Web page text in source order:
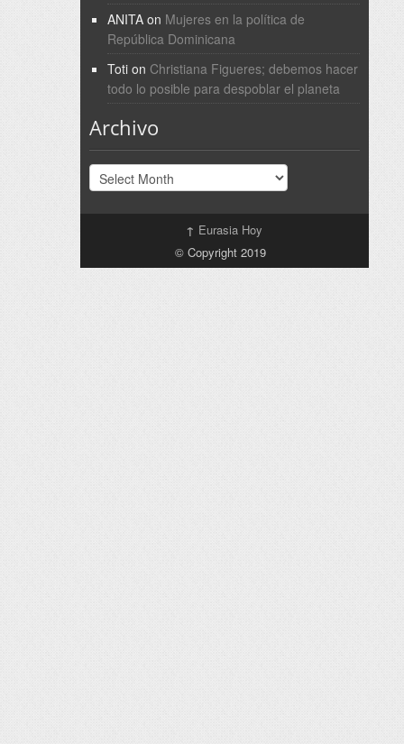
ANITAon Mujeres en la política de
República Dominicana
Totion Christiana Figueres; debemos hacer
todo lo posible para despoblar el planeta
Archivo
Archivo
↑ Eurasia Hoy
© Copyright 2019